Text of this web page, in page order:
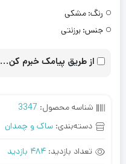
رنگ: مشکی
جنس: برزنتی
از طریق پیامک خبرم کن...
شناسه محصول: 3347
دسته‌بندی: ساک و چمدان
تعداد بازدید: 484 بازدید